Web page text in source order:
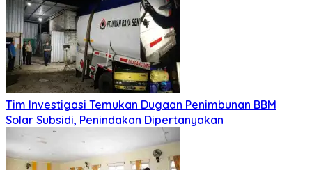
Tim Investigasi Temukan Dugaan Penimbunan BBM
Solar Subsidi, Penindakan Dipertanyakan